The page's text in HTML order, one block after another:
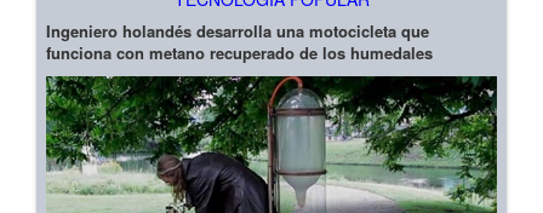
Ingeniero holandés desarrolla una motocicleta que
funciona con metano recuperado de los humedales